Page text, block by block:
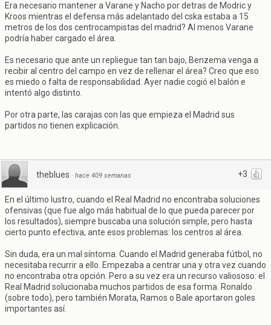
Era necesario mantener a Varane y Nacho por detras de Modric y
Kroos mientras el defensa más adelantado del cska estaba a 15
metros de los dos centrocampistas del madrid? Al menos Varane
podría haber cargado el área.
Es necesario que ante un repliegue tan tan bajo, Benzema venga a
recibir al centro del campo en vez de rellenar el área? Creo que eso
es miedo o falta de responsabilidad. Ayer nadie cogió el balón e
intentó algo distinto.
Por otra parte, las carajas con las que empieza el Madrid sus
partidos no tienen explicación.
+3
theblues · hace 409 semanas
En el último lustro, cuando el Real Madrid no encontraba soluciones
ofensivas (que fue algo más habitual de lo que pueda parecer por
los resultados), siempre buscaba una solución simple, pero hasta
cierto punto efectiva, ante esos problemas: los centros al área.
Sin duda, era un mal síntoma. Cuando el Madrid generaba fútbol, no
necesitaba recurrir a ello. Empezaba a centrar una y otra vez cuando
no encontraba otra opción. Pero a su vez era un recurso valiososo: el
Real Madrid solucionaba muchos partidos de esa forma. Ronaldo
(sobre todo), pero también Morata, Ramos o Bale aportaron goles
importantes así.